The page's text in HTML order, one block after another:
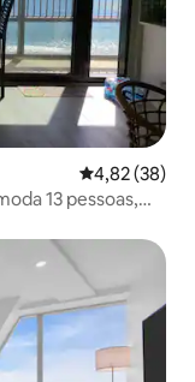
4,82 de uma
4,82 (38)
13 pessoas,